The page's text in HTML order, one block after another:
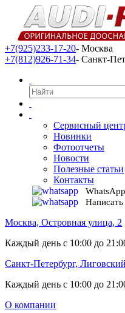
+7(925)233-17-20- Москва
+7(812)926-71-34- Санкт-
Сервисный
Новинки
Фотоотчеты
Новости
Полезные статьи
Контакты
WhatsApp
Москва, Островная улица, 2
Каждый день с 10:00 до
Санкт-Петербург,
Каждый день с 10:00 до
О компании